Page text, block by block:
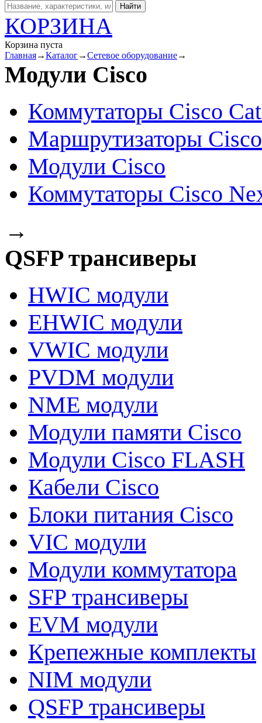
КОРЗИНА
Корзина пуста
Главная→Каталог→Сетевое оборудование→
Модули Cisco
Коммутаторы Cisco
Маршрутизаторы Cisco
Модули Cisco
Коммутаторы Cisco
→
QSFP трансиверы
HWIC модули
EHWIC модули
VWIC модули
PVDM модули
NME модули
Модули памяти Cisco
Модули Cisco FLASH
Кабели Cisco
Блоки питания Cisco
VIC модули
Модули коммутатора
SFP трансиверы
EVM модули
Крепежные комплекты
NIM модули
QSFP трансиверы